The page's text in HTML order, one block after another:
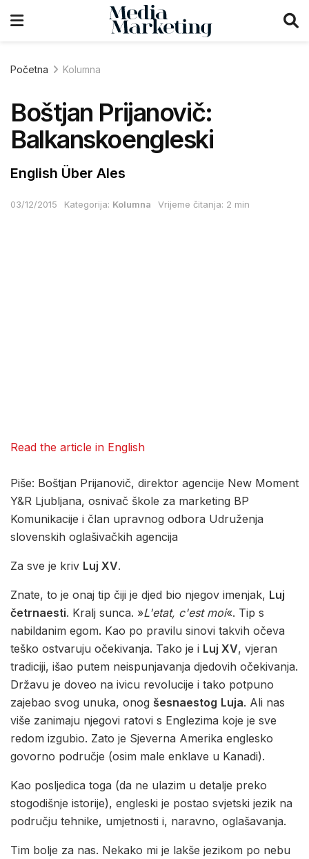
Početna Kolumna
Boštjan Prijanovič:
Balkanskoengleski
English Über Ales
03/12/2015 Kategorija: Kolumna Vrijeme čitanja: 2 min
Read the article in English
Piše: Boštjan Prijanovič, direktor agencije New Moment
Y&R Ljubljana, osnivač škole za marketing BP
Komunikacije i član upravnog odbora Udruženja
slovenskih oglašivačkih agencija
Za sve je kriv Luj XV.
Znate, to je onaj tip čiji je djed bio njegov imenjak, Luj
četrnaesti. Kralj sunca. »L'etat, c'est moi«. Tip s
nabildanim egom. Kao po pravilu sinovi takvih očeva
teško ostvaruju očekivanja. Tako je i Luj XV, vjeran
tradiciji, išao putem neispunjavanja djedovih očekivanja.
Državu je doveo na ivicu revolucije i tako potpuno
zajebao svog unuka, onog šesnaestog Luja. Ali nas
više zanimaju njegovi ratovi s Englezima koje je sve
redom izgubio. Zato je Sjeverna Amerika englesko
govorno područje (osim male enklave u Kanadi).
Kao posljedica toga (da ne ulazim u detalje preko
stogodišnje istorije), engleski je postao svjetski jezik na
području tehnike, umjetnosti i, naravno, oglašavanja.
Tim bolje za nas. Nekako mi je lakše jezikom po nebu